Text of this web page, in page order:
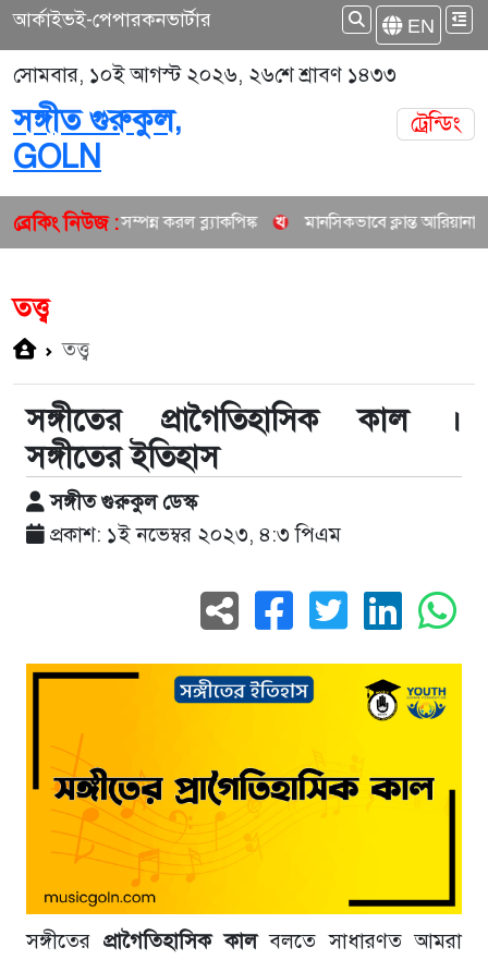
আর্কাইভই-পেপারকনভার্টার EN
সোমবার, ১০ই আগস্ট ২০২৬, ২৬শে শ্রাবণ ১৪৩৩
সঙ্গীত গুরুকুল,
GOLN
ট্রেন্ডিং
ব্রেকিং নিউজ :
যাত্রা সম্পন্ন করল ব্ল্যাকপিঙ্ক মানসিকভাবে ক্লান্ত আরিয়ানা গ্রান্ডে
তত্ত্ব
তত্ত্ব
সঙ্গীতের প্রাগৈতিহাসিক কাল ।
সঙ্গীতের ইতিহাস
সঙ্গীত গুরুকুল ডেস্ক
প্রকাশ: ১ই নভেম্বর ২০২৩, ৪:৩ পিএম
সঙ্গীতের প্রাগৈতিহাসিক কালবলতে সাধারণত আমরা